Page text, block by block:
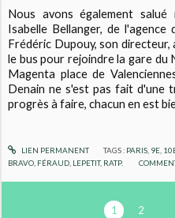
Nous avons également
Isabelle Bellanger, de
Frédéric Dupouy, son directeur,
le bus pour rejoindre la gare du
Magenta place de
Denain ne s'est pas fait d'une
progrès à faire, chacun en est
LIEN PERMANENT TAGS : PARIS, 9E,
BRAVO FÉRAUD LEPETIT, RATP.
1 2